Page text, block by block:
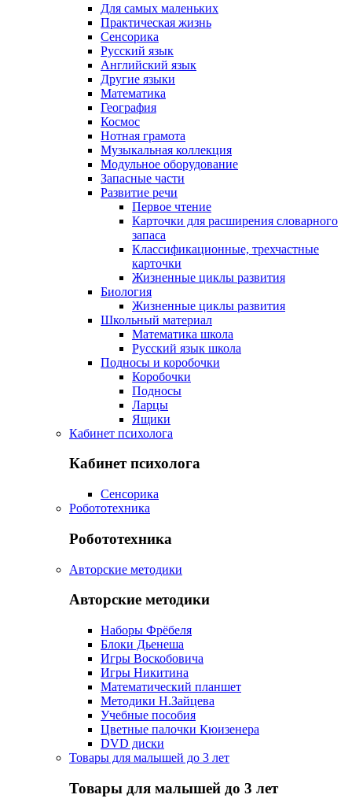
Для самых маленьких
Практическая жизнь
Сенсорика
Русский язык
Английский язык
Другие языки
Математика
География
Космос
Нотная грамота
Музыкальная коллекция
Модульное оборудование
Запасные части
Развитие речи
Первое чтение
Карточки для расширения словарного
запаса
Классификационные, трехчастные
карточки
Жизненные циклы развития
Биология
Жизненные циклы развития
Школьный материал
Математика школа
Русский язык школа
Подносы и коробочки
Коробочки
Подносы
Ларцы
Ящики
Кабинет психолога
Кабинет психолога
Сенсорика
Робототехника
Робототехника
Авторские методики
Авторские методики
Наборы Фрёбеля
Блоки Дьенеша
Игры Воскобовича
Игры Никитина
Математический планшет
Методики Н.Зайцева
Учебные пособия
Цветные палочки Кюизенера
DVD диски
Товары для малышей до 3 лет
Товары для малышей до 3 лет